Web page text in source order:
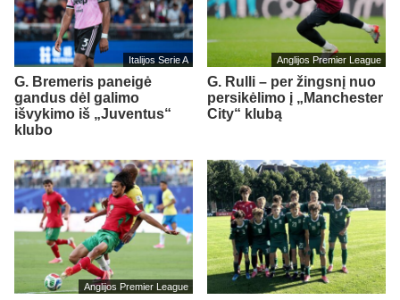
Italijos Serie A
G. Bremeris paneigė
gandus dėl galimo
išvykimo iš „Juventus“
klubo
Anglijos Premier League
G. Rulli – per žingsnį nuo
persikėlimo į „Manchester
City“ klubą
Anglijos Premier League